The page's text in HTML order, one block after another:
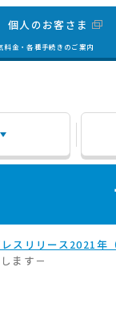
個人のお客さま
料金・各種手続きのご案内
スリリース2021年
ます－